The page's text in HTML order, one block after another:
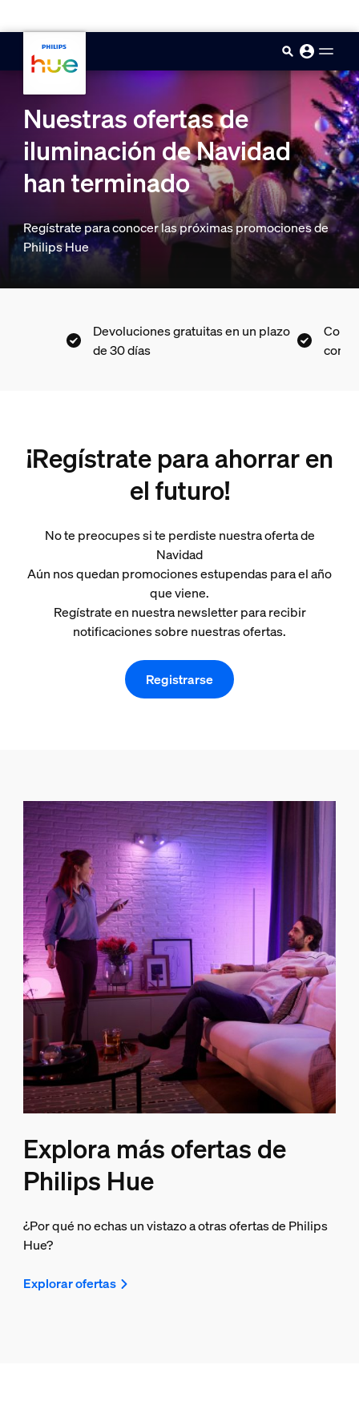
Nuestras ofertas de
iluminación de Navidad
han terminado
Regístrate para conocer las próximas promociones de
Philips Hue
gratuitas en un plazo
Compra ahora, paga
¡Regístrate para ahorrar en
el futuro!
No te preocupes si te perdiste nuestra oferta de
Navidad
Aún nos quedan promociones estupendas para el año
que viene.
Regístrate en nuestra newsletter para recibir
notificaciones sobre nuestras ofertas.
Registrarse
Explora más ofertas de
Philips Hue
¿Por qué no echas un vistazo a otras ofertas de Philips
Hue?
Explorar ofertas